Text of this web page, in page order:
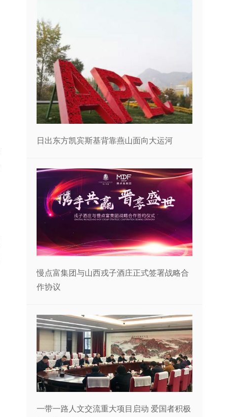
日出东方凯宾斯基背靠燕山面向大运河
慢点富集团与山西戎子酒庄正式签署战略合
作协议
一带一路人文交流重大项目启动 爱国者积极